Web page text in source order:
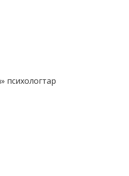
психологтар